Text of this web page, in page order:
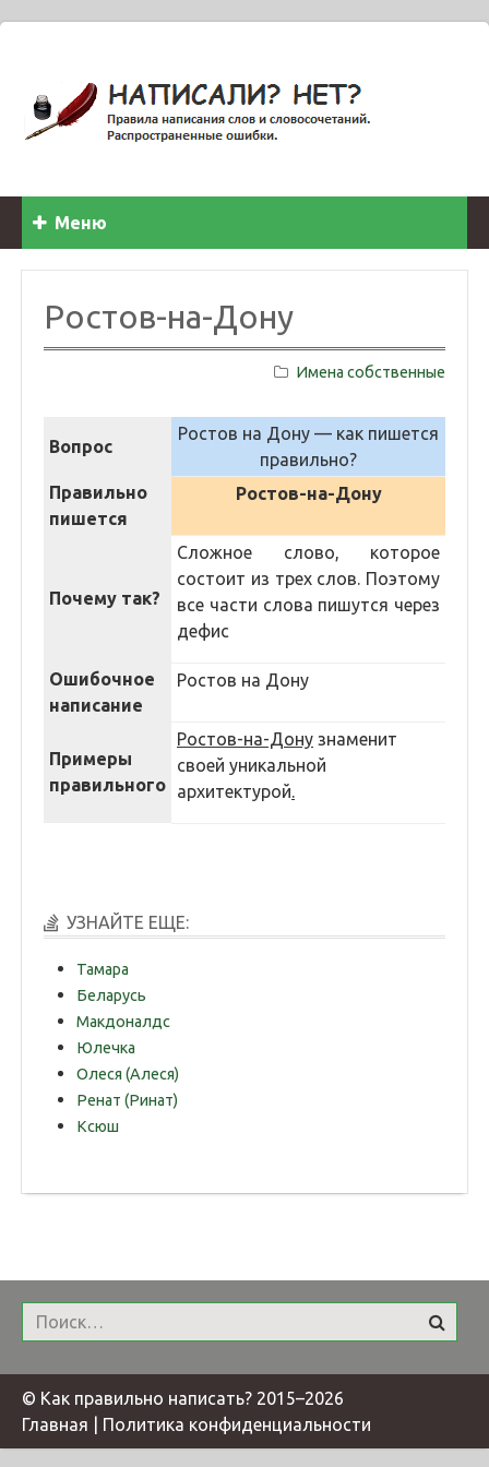
Меню
Ростов-на-Дону
Имена собственные
Вопрос
Ростов на Дону — как пишется
правильно?
Правильно
пишется
Ростов-на-Дону
Почему так?
Сложное слово, которое
состоит из трех слов. Поэтому
все части слова пишутся через
дефис
Ошибочное
написание
Ростов на Дону
Примеры
правильного
Ростов-на-Дону знаменит
своей уникальной
архитектурой.
УЗНАЙТЕ ЕЩЕ:
Тамара
Беларусь
Макдоналдс
Юлечка
Олеся (Алеся)
Ренат (Ринат)
Ксюш
© Как правильно написать? 2015–2026
Главная
Политика конфиденциальности